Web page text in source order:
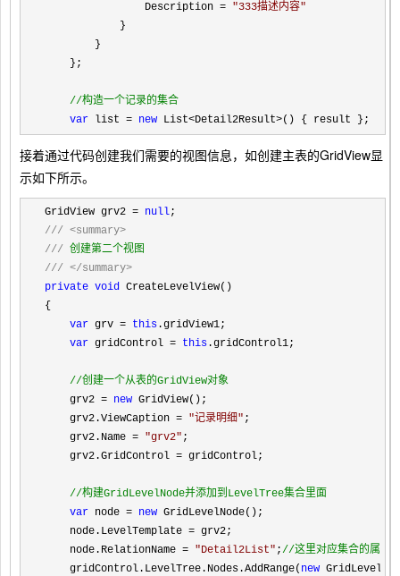
                Description
= "333描述内容"
            }
        }
    };
//构造一个记录的集合
var list = new List<Detail2Result>() { result };
接着通过代码创建我们需要的视图信息，如创建主表的GridView显
示如下所示。
GridView grv2 = null
/// <summary>
///
/// </summary>
private void CreateLevelView()
{
var grv = this .gridView1;
var gridControl = this .gridControl1;
//创建一个从表的GridView对象
    grv2 =
new GridView();
    grv2.ViewCaption
= "记录明细" ;
    grv2.Name
= "grv2" ;
    grv2.GridControl
= gridControl;
//构建GridLevelNode并添加到LevelTree集合里面
var node = new GridLevelNode();
    node.LevelTemplate
= grv2;
    node.RelationName
= "Detail2List" ;//这里对应集合的属性
    gridControl.LevelTree.Nodes.AddRange(
new